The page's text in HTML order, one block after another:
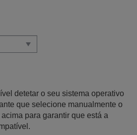
detetar o seu sistema operativo
que selecione manualmente o
para garantir que está a